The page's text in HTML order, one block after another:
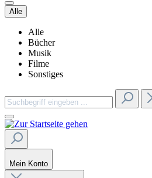
Alle
Alle
Bücher
Musik
Filme
Sonstiges
Mein Konto